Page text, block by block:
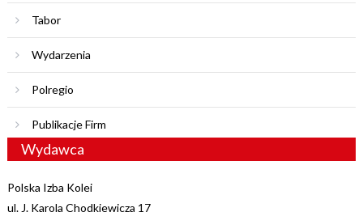
Tabor
Wydarzenia
Polregio
Publikacje Firm
Wydawca
Polska Izba Kolei
ul. J. Karola Chodkiewicza 17